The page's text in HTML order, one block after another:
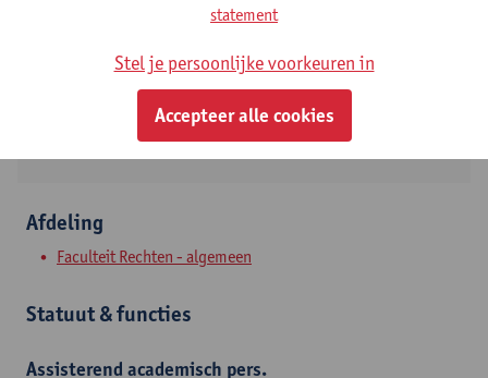
2000 Antwerpen, BEL
Afdeling
Faculteit Rechten - algemeen
Statuut & functies
Assisterend academisch pers.
statement
Stel je persoonlijke voorkeuren in
Accepteer alle cookies